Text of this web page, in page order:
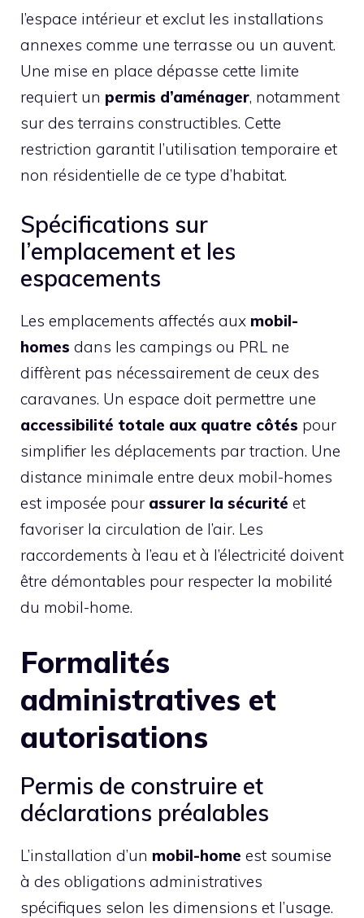
l’espace intérieur et exclut les installations
annexes comme une terrasse ou un auvent.
Une mise en place dépasse cette limite
requiert un permis d’aménager, notamment
sur des terrains constructibles. Cette
restriction garantit l’utilisation temporaire et
non résidentielle de ce type d’habitat.
Spécifications sur
l’emplacement et les
espacements
Les emplacements affectés aux mobil-
homes dans les campings ou PRL ne
diffèrent pas nécessairement de ceux des
caravanes. Un espace doit permettre une
accessibilité totale aux quatre côtés pour
simplifier les déplacements par traction. Une
distance minimale entre deux mobil-homes
est imposée pour assurer la sécurité et
favoriser la circulation de l’air. Les
raccordements à l’eau et à l’électricité doivent
être démontables pour respecter la mobilité
du mobil-home.
Formalités
administratives et
autorisations
Permis de construire et
déclarations préalables
L’installation d’un mobil-home est soumise
à des obligations administratives
spécifiques selon les dimensions et l’usage.